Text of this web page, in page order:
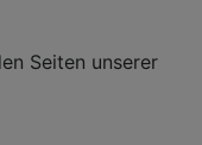
Seiten unserer